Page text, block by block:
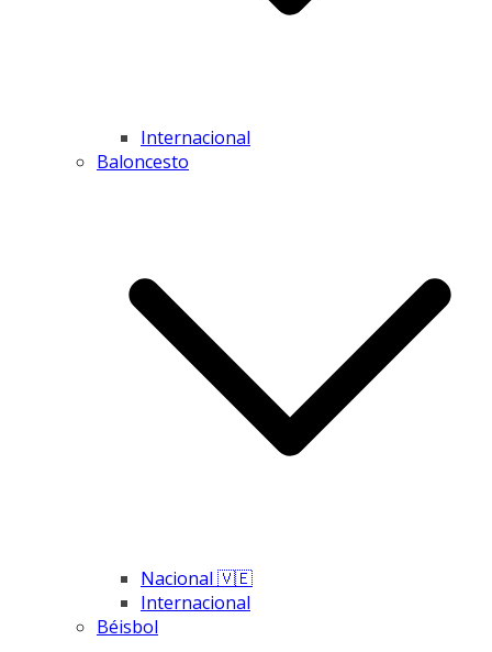
Internacional
Baloncesto
Nacional 🇻🇪
Internacional
Béisbol